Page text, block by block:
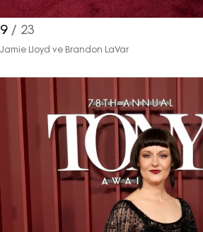
9/ 23
Jamie Lloyd ve Brandon LaVar